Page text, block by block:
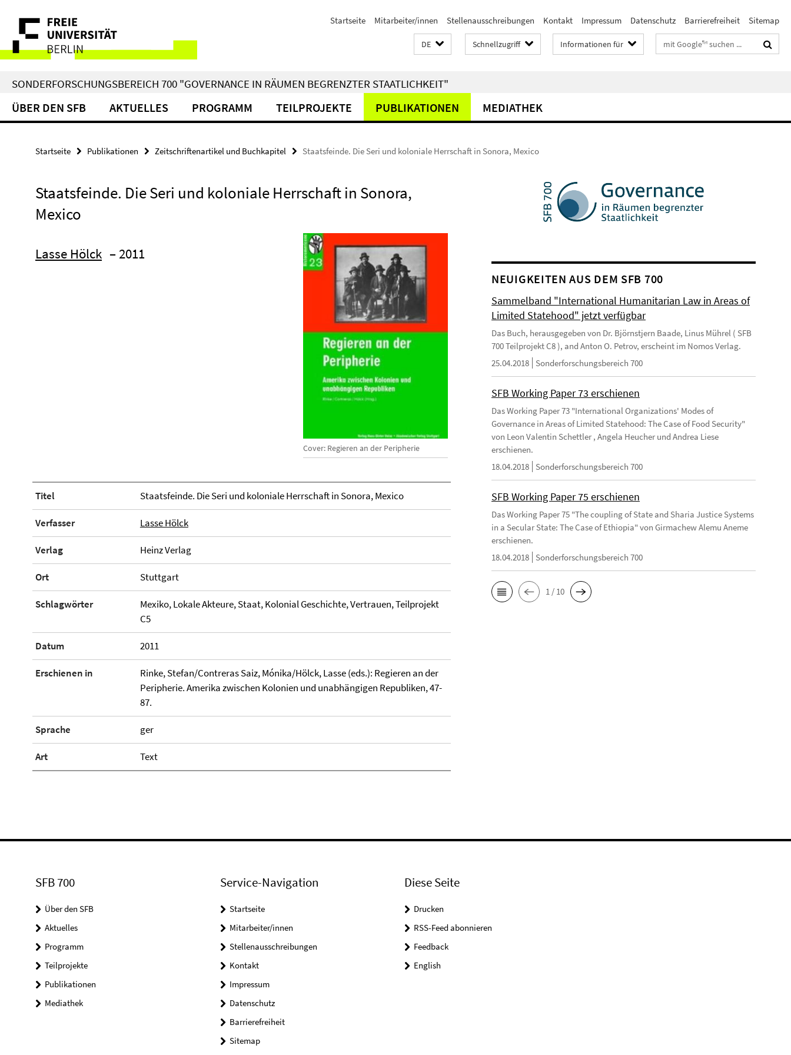
direkt
Inhalt
Service-
Navigation
Startseite Mitarbeiter/innen Stellenausschreibungen Kontakt Impressum Datenschutz Barrierefreiheit Sitemap
DE Schnellzugriff Informationen für Suchbegriffe
SONDERFORSCHUNGSBEREICH 700 "GOVERNANCE IN RÄUMEN BEGRENZTER STAATLICHKEIT"
ÜBER DEN SFB AKTUELLES PROGRAMM TEILPROJEKTE PUBLIKATIONEN MEDIATHEK
Startseite Publikationen Zeitschriftenartikel und Buchkapitel Staatsfeinde. Die Seri und koloniale Herrschaft in Sonora, Mexico
Staatsfeinde. Die Seri und koloniale Herrschaft in Sonora,
Mexico
Cover: Regieren an der Peripherie
Lasse Hölck – 2011
Titel Staatsfeinde. Die Seri und koloniale Herrschaft in Sonora, Mexico
Verfasser Lasse Hölck
Verlag Heinz Verlag
Ort Stuttgart
Schlagwörter
Mexiko, Lokale Akteure, Staat, Kolonial Geschichte, Vertrauen, Teilprojekt
C5
Datum 2011
Erschienen in
Rinke, Stefan/Contreras Saiz, Mónika/Hölck, Lasse (eds.): Regieren an der
Peripherie. Amerika zwischen Kolonien und unabhängigen Republiken, 47-
87.
Sprache ger
Art Text
NEUIGKEITEN AUS DEM SFB 700
Sammelband "International Humanitarian Law in Areas of
Limited Statehood" jetzt verfügbar
Das Buch, herausgegeben von Dr. Björnstjern Baade, Linus Mührel ( SFB
700 Teilprojekt C8 ), and Anton O. Petrov, erscheint im Nomos Verlag.
25.04.2018
Sonderforschungsbereich 700
SFB Working Paper 73 erschienen
Das Working Paper 73 "International Organizations' Modes of
Governance in Areas of Limited Statehood: The Case of Food Security"
von Leon Valentin Schettler , Angela Heucher und Andrea Liese
erschienen.
18.04.2018
Sonderforschungsbereich 700
SFB Working Paper 75 erschienen
Das Working Paper 75 "The coupling of State and Sharia Justice Systems
in a Secular State: The Case of Ethiopia" von Girmachew Alemu Aneme
erschienen.
18.04.2018
Sonderforschungsbereich 700
1 / 10
SFB 700
Über den SFB
Aktuelles
Programm
Teilprojekte
Publikationen
Mediathek
Service-Navigation
Startseite
Mitarbeiter/innen
Stellenausschreibungen
Kontakt
Impressum
Datenschutz
Barrierefreiheit
Sitemap
Diese Seite
Drucken
RSS-Feed abonnieren
Feedback
English